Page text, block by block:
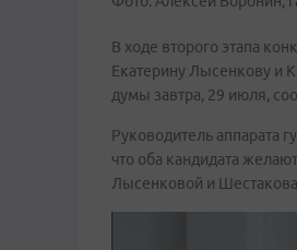
В ходе второго этапа
Екатерину Лысенкову и
думы завтра, 29 июля,
Руководитель аппарата
что оба кандидата
Лысенковой и